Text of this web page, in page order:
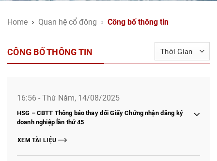
Home Quan hệ cổ đông Công bố thông tin
CÔNG BỐ THÔNG TIN
16:56 - Thứ Năm, 14/08/2025
HSG – CBTT Thông báo thay đổi Giấy Chứng nhận đăng ký
doanh nghiệp lần thứ 45
XEM TÀI LIỆU